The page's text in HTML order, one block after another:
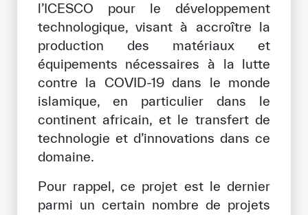
l’ICESCO pour le développement
technologique, visant à accroître la
production des matériaux et
équipements nécessaires à la lutte
contre la COVID-19 dans le monde
islamique, en particulier dans le
continent africain, et le transfert de
technologie et d’innovations dans ce
domaine.
Pour rappel, ce projet est le dernier
parmi un certain nombre de projets